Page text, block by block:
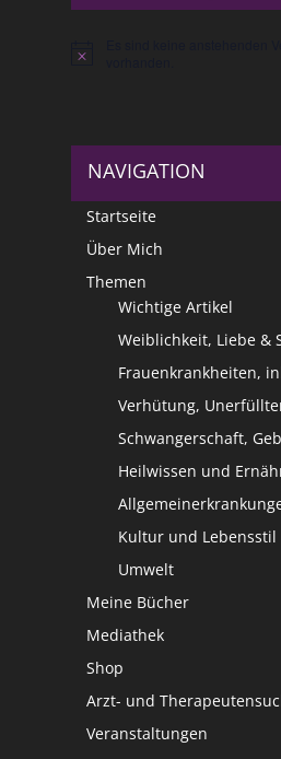
Hinweis
NAVIGATION
Startseite
Über Mich
Themen
Wichtige Artikel
Weiblichkeit, Liebe &
Frauenkrankheiten,
Verhütung,
Schwangerschaft,
Heilwissen und
Kultur und Lebensstil
Umwelt
Meine Bücher
Mediathek
Shop
Arzt- und
Veranstaltungen